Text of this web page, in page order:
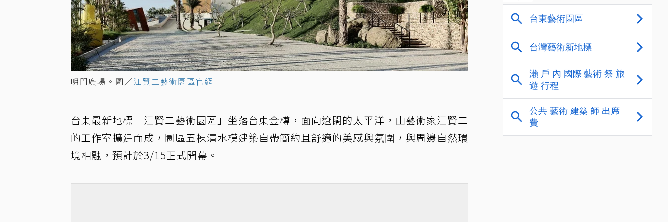
明門廣場。圖／江賢二藝術園區官網
台東最新地標「江賢二藝術園區」坐落台東金樽，面向遼闊的太平洋，由藝術家江賢二
的工作室擴建而成，園區五棟清水模建築自帶簡約且舒適的美感與氛圍，與周邊自然環
境相融，預計於3/15正式開幕。